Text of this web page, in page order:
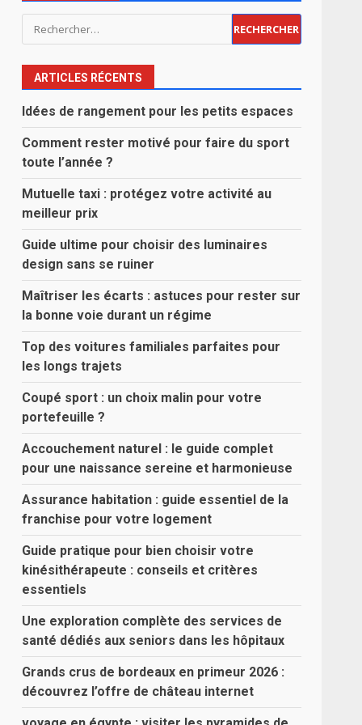
Rechercher :
ARTICLES RÉCENTS
Idées de rangement pour les petits espaces
Comment rester motivé pour faire du sport
toute l’année ?
Mutuelle taxi : protégez votre activité au
meilleur prix
Guide ultime pour choisir des luminaires
design sans se ruiner
Maîtriser les écarts : astuces pour rester sur
la bonne voie durant un régime
Top des voitures familiales parfaites pour
les longs trajets
Coupé sport : un choix malin pour votre
portefeuille ?
Accouchement naturel : le guide complet
pour une naissance sereine et harmonieuse
Assurance habitation : guide essentiel de la
franchise pour votre logement
Guide pratique pour bien choisir votre
kinésithérapeute : conseils et critères
essentiels
Une exploration complète des services de
santé dédiés aux seniors dans les hôpitaux
Grands crus de bordeaux en primeur 2026 :
découvrez l’offre de château internet